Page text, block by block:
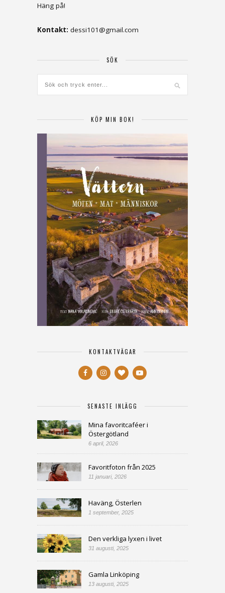
Häng på!
Kontakt: dessi101@gmail.com
SÖK
KÖP MIN BOK!
KONTAKTVÄGAR
SENASTE INLÄGG
Mina favoritcaféer i
Östergötland
6 april, 2026
Favoritfoton från 2025
11 januari, 2026
Haväng, Österlen
1 september, 2025
Den verkliga lyxen i livet
31 augusti, 2025
Gamla Linköping
13 augusti, 2025